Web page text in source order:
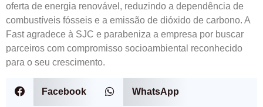
oferta de energia renovável, reduzindo a dependência de
combustíveis fósseis e a emissão de dióxido de carbono. A
Fast agradece à SJC e parabeniza a empresa por buscar
parceiros com compromisso socioambiental reconhecido
para o seu crescimento.
Facebook WhatsApp